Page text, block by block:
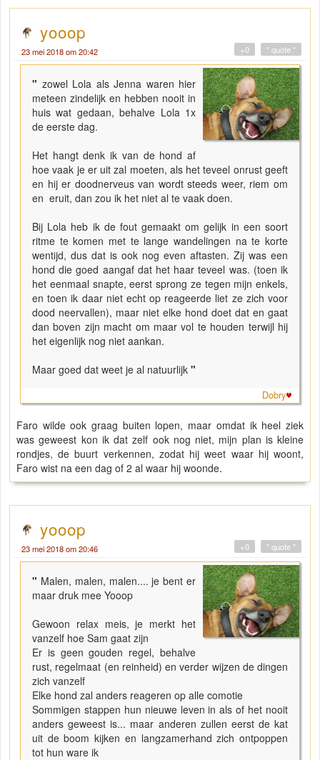
yooop
23 mei 2018 om 20:42 " quote "
+0
" zowel Lola als Jenna waren hier
meteen zindelijk en hebben nooit in
huis wat gedaan, behalve Lola 1x
de eerste dag.
Het hangt denk ik van de hond af
hoe vaak je er uit zal moeten, als het teveel onrust geeft
en hij er doodnerveus van wordt steeds weer, riem om
en eruit, dan zou ik het niet al te vaak doen.
Bij Lola heb ik de fout gemaakt om gelijk in een soort
ritme te komen met te lange wandelingen na te korte
wentijd, dus dat is ook nog even aftasten. Zij was een
hond die goed aangaf dat het haar teveel was. (toen ik
het eenmaal snapte, eerst sprong ze tegen mijn enkels,
en toen ik daar niet echt op reageerde liet ze zich voor
dood neervallen), maar niet elke hond doet dat en gaat
dan boven zijn macht om maar vol te houden terwijl hij
het eigenlijk nog niet aankan.
Maar goed dat weet je al natuurlijk "
Dobry
Faro wilde ook graag buiten lopen, maar omdat ik heel ziek
was geweest kon ik dat zelf ook nog niet, mijn plan is kleine
rondjes, de buurt verkennen, zodat hij weet waar hij woont,
Faro wist na een dag of 2 al waar hij woonde.
yooop
23 mei 2018 om 20:46 " quote "
+0
" Malen, malen, malen.... je bent er
maar druk mee Yooop
Gewoon relax meis, je merkt het
vanzelf hoe Sam gaat zijn
Er is geen gouden regel, behalve
rust, regelmaat (en reinheid) en verder wijzen de dingen
zich vanzelf
Elke hond zal anders reageren op alle comotie
Sommigen stappen hun nieuwe leven in als of het nooit
anders geweest is... maar anderen zullen eerst de kat
uit de boom kijken en langzamerhand zich ontpoppen
tot hun ware ik